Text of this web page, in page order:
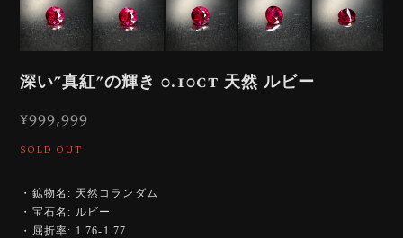
深い”真紅”の輝き 0.10ct 天然 ルビー
¥999,999
SOLD OUT
・鉱物名: 天然コランダム
・宝石名: ルビー
・屈折率: 1.76-1.77